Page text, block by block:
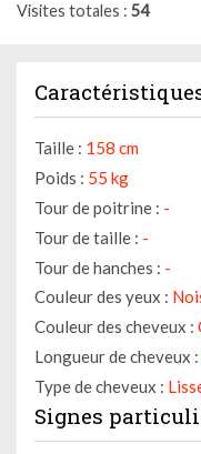
Visites totales 54
Taille : 158 cm
Poids : 55 kg
Tour de poitrine : -
Tour de taille : -
Tour de hanches : -
Couleur des yeux :
Couleur des cheveux :
Longueur de cheveux :
Type de cheveux :
Signes